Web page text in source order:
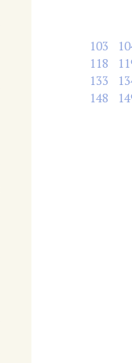
103
118
133
148